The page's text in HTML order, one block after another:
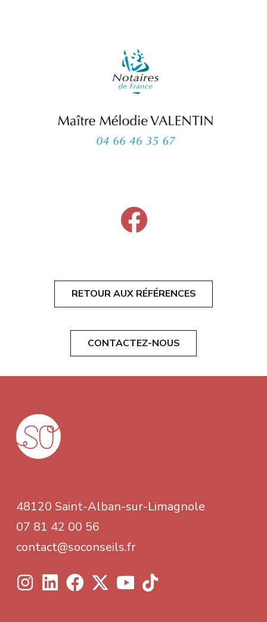
RETOUR AUX RÉFÉRENCES
CONTACTEZ-NOUS
48120 Saint-Alban-sur-Limagnole
07 81 42 00 56
contact@soconseils.fr